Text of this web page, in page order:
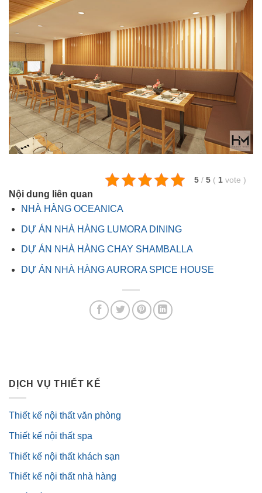
5 / 5 ( 1 vote )
Nội dung liên quan
NHÀ HÀNG OCEANICA
DỰ ÁN NHÀ HÀNG LUMORA DINING
DỰ ÁN NHÀ HÀNG CHAY SHAMBALLA
DỰ ÁN NHÀ HÀNG AURORA SPICE HOUSE
DỊCH VỤ THIẾT KẾ
Thiết kế nội thất văn phòng
Thiết kế nội thất spa
Thiết kế nội thất khách sạn
Thiết kế nội thất nhà hàng